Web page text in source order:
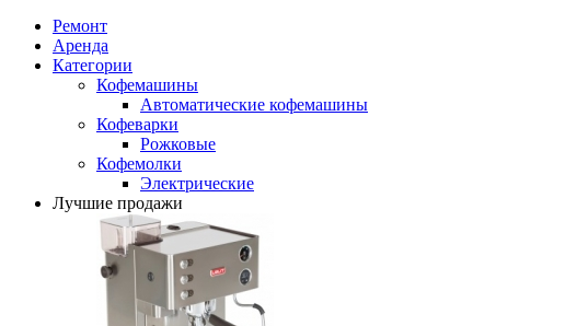
Ремонт
Аренда
Категории
Кофемашины
Автоматические кофемашины
Кофеварки
Рожковые
Кофемолки
Электрические
Лучшие продажи